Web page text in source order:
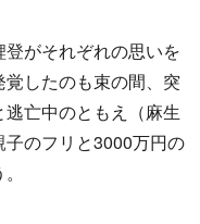
がそれぞれの思いを
したのも束の間、突
亡中のともえ（麻生
のフリと3000万円の